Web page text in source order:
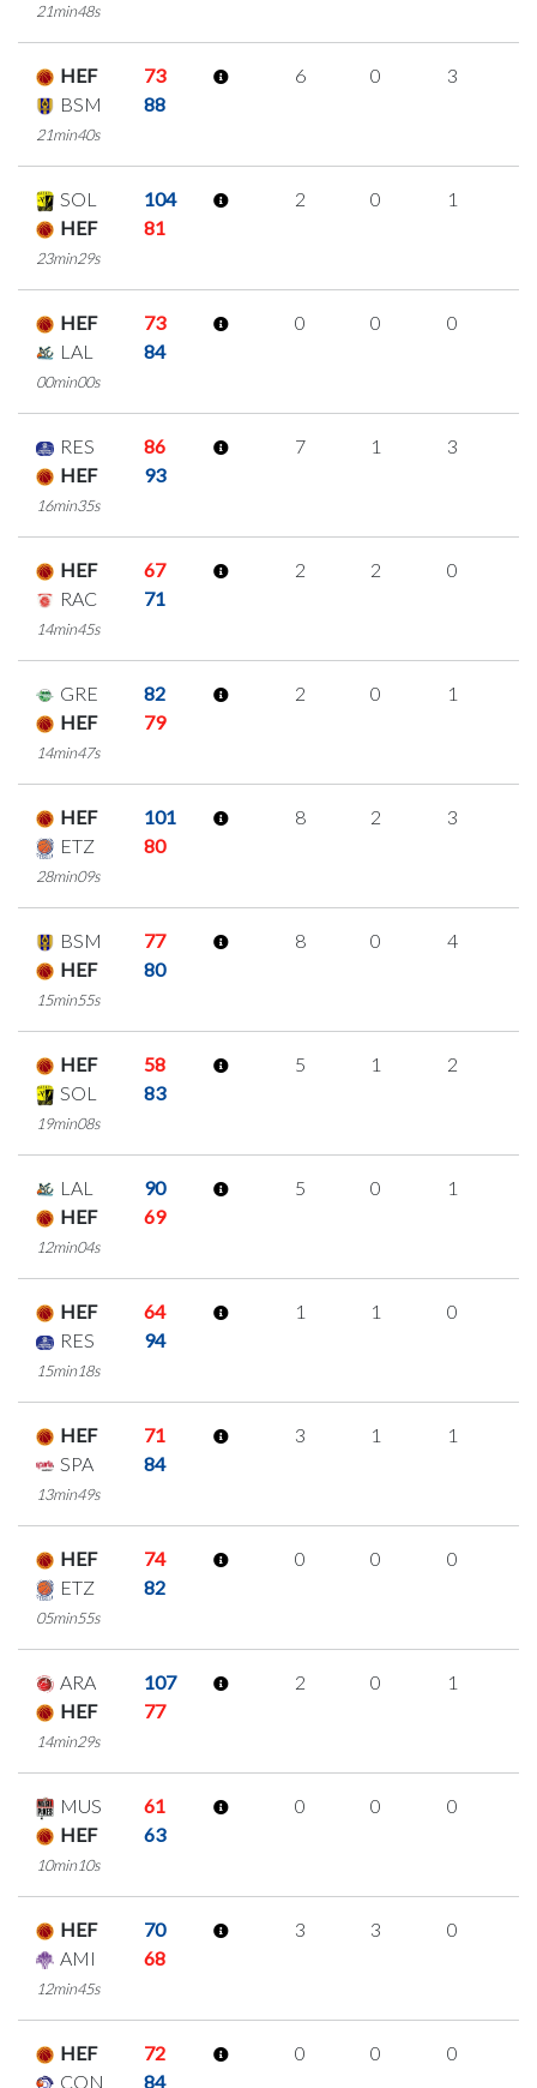
21min48s
HEF
73
BSM
88
21min40s
6 0 3
SOL
104
HEF
81
23min29s
2 0 1
HEF
73
LAL
84
00min00s
0 0 0
RES
86
HEF
93
16min35s
7 1 3
HEF
67
RAC
71
14min45s
2 2 0
GRE
82
HEF
79
14min47s
2 0 1
HEF
101
ETZ
80
28min09s
8 2 3
BSM
77
HEF
80
15min55s
8 0 4
HEF
58
SOL
83
19min08s
5 1 2
LAL
90
HEF
69
12min04s
5 0 1
HEF
64
RES
94
15min18s
1 1 0
HEF
71
SPA
84
13min49s
3 1 1
HEF
74
ETZ
82
05min55s
0 0 0
ARA
107
HEF
77
14min29s
2 0 1
MUS
61
HEF
63
10min10s
0 0 0
HEF
70
AMI
68
12min45s
3 3 0
HEF
72
CON
84
0 0 0